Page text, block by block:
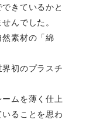
きているかと
んでした。
素材の「綿
界初のプラスチ
ムを薄く仕上
ることを思わ